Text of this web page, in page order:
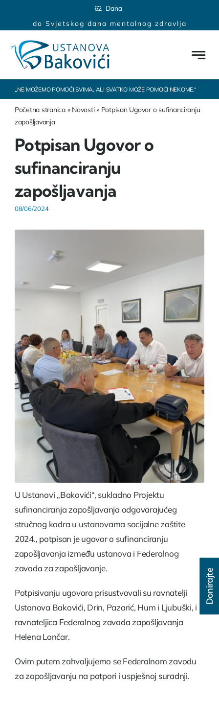
62 Dana
do Svjetskog dana mentalnog zdravlja
„NE MOŽEMO POMOĆI SVIMA, ALI SVATKO MOŽE POMOĆI NEKOME.“
Početna stranica» Novosti» Potpisan Ugovor o sufinanciranju
zapošljavanja
Potpisan Ugovor o
sufinanciranju
zapošljavanja
08/06/2024
U Ustanovi „Bakovići“, sukladno Projektu
sufinanciranja zapošljavanja odgovarajućeg
stručnog kadra u ustanovama socijalne zaštite
2024., potpisan je ugovor o sufinanciranju
zapošljavanja između ustanova i Federalnog
zavoda za zapošljavanje.
Potpisivanju ugovora prisustvovali su ravnatelji
Ustanova Bakovići, Drin, Pazarić, Hum i Ljubuški, i
ravnateljica Federalnog zavoda zapošljavanja
Helena Lončar.
Ovim putem zahvaljujemo se Federalnom zavodu
za zapošljavanju na potpori i uspješnoj suradnji.
Donirajte